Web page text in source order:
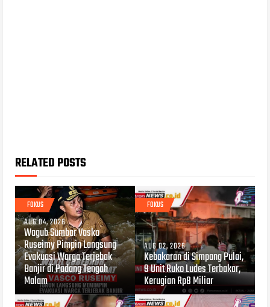
RELATED POSTS
FOKUS
AUG 04, 2026
Wagub Sumbar Vasko
Ruseimy Pimpin Langsung
Evakuasi Warga Terjebak
Banjir di Padang Tengah
Malam
FOKUS
AUG 02, 2026
Kebakaran di Simpang Pulai,
9 Unit Ruko Ludes Terbakar,
Kerugian Rp8 Miliar